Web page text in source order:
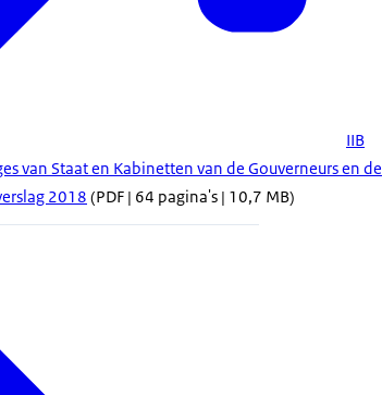
IIB
van Staat en Kabinetten van de Gouverneurs en de
2018 (PDF | 64 pagina's | 10,7 MB)